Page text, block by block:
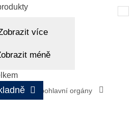
více
méně
Močové a pohlavní orgány